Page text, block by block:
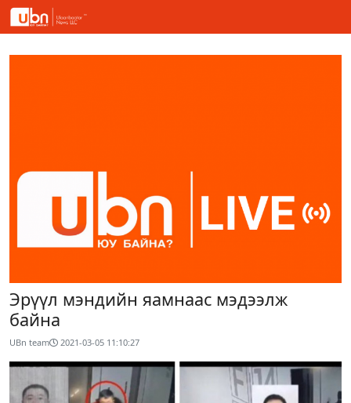
Эрүүл мэндийн яамнаас мэдээлж
байна
UBn team 2021-03-05 11:10:27